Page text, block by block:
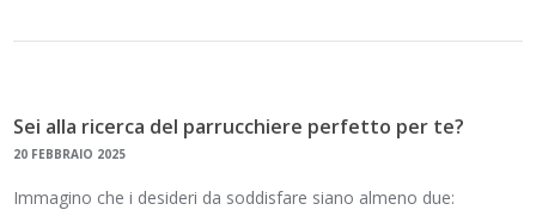
Sei alla ricerca del parrucchiere perfetto per te?
20 FEBBRAIO 2025
Immagino che i desideri da soddisfare siano almeno due: